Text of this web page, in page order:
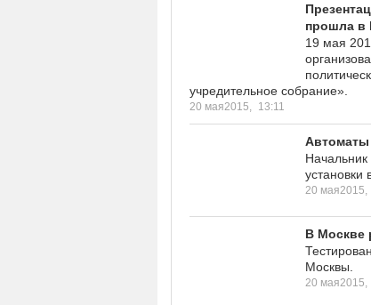
прошла в
19 мая
учредительное собрание».
20 мая2015, 13:11
Автоматы
установки
20 мая2015,
В Москве
Москвы.
20 мая2015,